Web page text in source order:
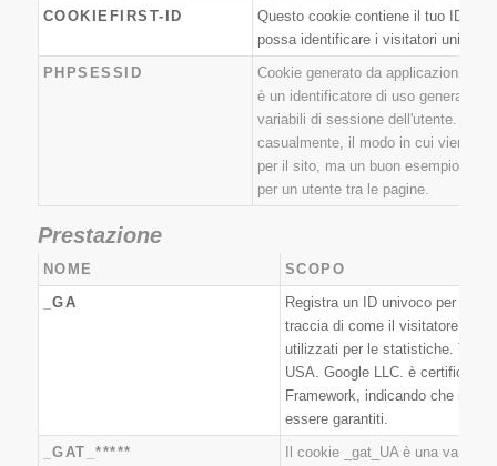
COOKIEFIRST-ID
Questo cookie contiene il tuo ID
possa identificare i visitatori unici di
PHPSESSID
Cookie generato da applicazioni
è un identificatore di uso generale
variabili di sessione dell'utente. Di
casualmente, il modo in cui viene
per il sito, ma un buon esempio è
per un utente tra le pagine.
Prestazione
NOME
SCOPO
_GA
Registra un ID univoco per un
traccia di come il visitatore
utilizzati per le statistiche.
USA. Google LLC. è certificato
Framework, indicando che i
essere garantiti.
_GAT_*****
Il cookie _gat_UA è una